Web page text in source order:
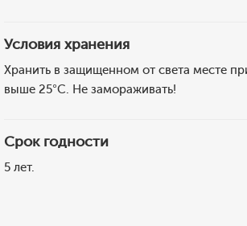
Условия хранения
Хранить в защищенном от света месте
выше 25°С. Не замораживать!
Срок годности
5 лет.